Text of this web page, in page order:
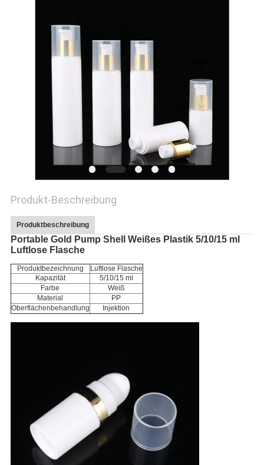
SITEMAP
PRIVACY
POLICY
Produkt-Beschreibung
Produktbeschreibung
Portable Gold Pump Shell Weißes Plastik 5/10/15 ml
Luftlose Flasche
Produktbezeichnung
Luftlose Flasche
Kapazität
5/10/15 ml
Farbe
Weiß
Material
PP
Oberflächenbehandlung
Injektion